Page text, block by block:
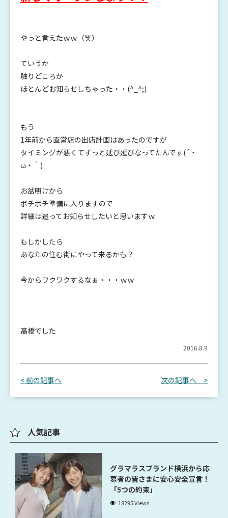
やっと言えたｗｗ（笑）
ていうか
触りどころか
ほとんどお知らせしちゃった・・(^_^;)
もう
1年前から直営店の出店計画はあったのですが
タイミングが悪くてずっと延び延びなってたんです(´・
ω・｀)
お盆明けから
ボチボチ準備に入りますので
詳細は追ってお知らせしたいと思いますｗ
もしかしたら
あなたの住む街にやって来るかも？
今からワクワクするなぁ・・・ｗｗ
高橋でした
2016.8.9
< 前の記事へ 次の記事へ >
人気記事
グラマラスブランド横浜から応
募者の皆さまに安心安全宣言！
「5つの約束」
18295 Views